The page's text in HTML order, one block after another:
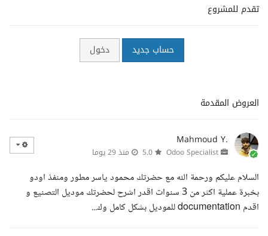
تقدم للمشروع
حساب جديد دخول
العروض المقدمة
Mahmoud Y.
منذ 29 يوما
السلام عليكم ورحمة الله مع حضرتك محمود ياسر مطور ومنفذ اودو
بخبرة عملية اكثر من 3 سنوات اقدر اشرح لحضرتك موديل التصنيع و
اقدم documentation للموديل بشكل كامل وك...